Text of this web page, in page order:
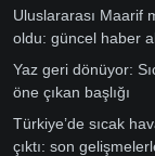
Uluslararası Maarif
oldu: güncel haber
Yaz geri dönüyor:
öne çıkan başlığı
Türkiye’de sıcak
çıktı: son